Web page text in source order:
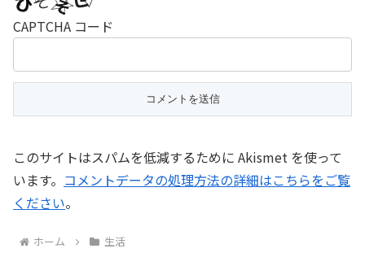
CAPTCHA コード
このサイトはスパムを低減するために Akismet を使って
います。 コメントデータの処理方法の詳細はこちらをご覧
ください。
ホーム 生活